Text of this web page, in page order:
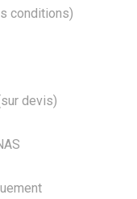
conditions)
devis)